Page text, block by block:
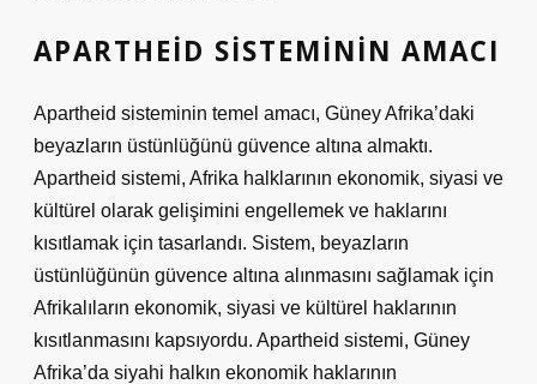
APARTHEID SISTEMININ AMACI
Apartheid sisteminin temel amacı, Güney Afrika’daki
beyazların üstünlüğünü güvence altına almaktı.
Apartheid sistemi, Afrika halklarının ekonomik, siyasi ve
kültürel olarak gelişimini engellemek ve haklarını
kısıtlamak için tasarlandı. Sistem, beyazların
üstünlüğünün güvence altına alınmasını sağlamak için
Afrikalıların ekonomik, siyasi ve kültürel haklarının
kısıtlanmasını kapsıyordu. Apartheid sistemi, Güney
Afrika’da siyahi halkın ekonomik haklarının